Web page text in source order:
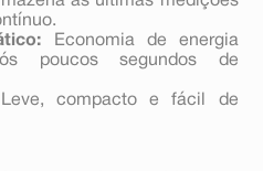
Economia de energia
poucos segundos de
compacto e fácil de